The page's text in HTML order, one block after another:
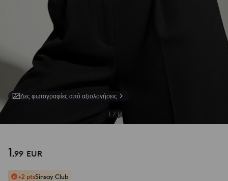
Δες φωτογραφίες από αξιολογήσεις
1 / 1
1,99 EUR
+2 ptsSinsay Club